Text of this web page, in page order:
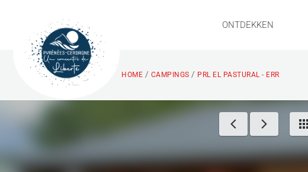
ONTDEKKEN
HOME / CAMPINGS / PRL EL PASTURAL - ERR